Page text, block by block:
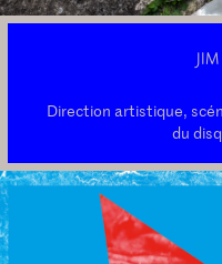
Direction artistique,
du